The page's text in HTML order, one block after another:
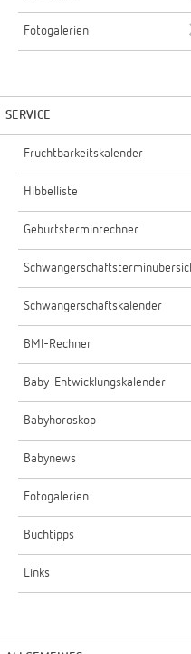
Fotogalerien
SERVICE
Fruchtbarkeitskalender
Hibbelliste
Geburtsterminrechner
Schwangerschaftskalender
BMI-Rechner
Baby-Entwicklungskalender
Babyhoroskop
Babynews
Fotogalerien
Buchtipps
Links